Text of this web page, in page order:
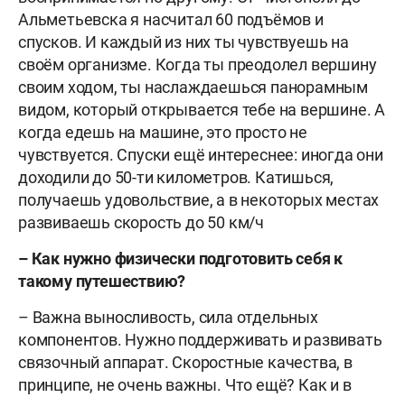
Альметьевска я насчитал 60 подъёмов и
спусков. И каждый из них ты чувствуешь на
своём организме. Когда ты преодолел вершину
своим ходом, ты наслаждаешься панорамным
видом, который открывается тебе на вершине. А
когда едешь на машине, это просто не
чувствуется. Спуски ещё интереснее: иногда они
доходили до 50-ти километров. Катишься,
получаешь удовольствие, а в некоторых местах
развиваешь скорость до 50 км/ч
– Как нужно физически подготовить себя к
такому путешествию?
– Важна выносливость, сила отдельных
компонентов. Нужно поддерживать и развивать
связочный аппарат. Скоростные качества, в
принципе, не очень важны. Что ещё? Как и в